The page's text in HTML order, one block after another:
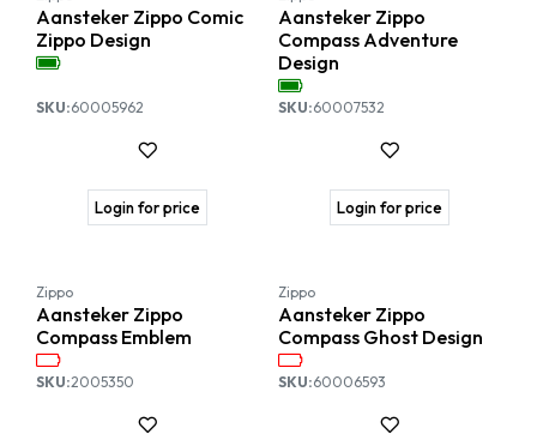
Aansteker Zippo Comic
Zippo Design
SKU:60005962
Login for price
Aansteker Zippo
Compass Adventure
Design
SKU:60007532
Login for price
Zippo
Aansteker Zippo
Compass Emblem
SKU:2005350
Zippo
Aansteker Zippo
Compass Ghost Design
SKU:60006593